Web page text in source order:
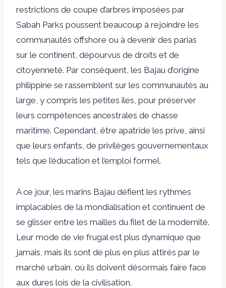
restrictions de coupe d’arbres imposées par
Sabah Parks poussent beaucoup à rejoindre les
communautés offshore ou à devenir des parias
sur le continent, dépourvus de droits et de
citoyenneté. Par conséquent, les Bajau d’origine
philippine se rassemblent sur les communautés au
large, y compris les petites îles, pour préserver
leurs compétences ancestrales de chasse
maritime. Cependant, être apatride les prive, ainsi
que leurs enfants, de privilèges gouvernementaux
tels que l’éducation et l’emploi formel.
À ce jour, les marins Bajau défient les rythmes
implacables de la mondialisation et continuent de
se glisser entre les mailles du filet de la modernité.
Leur mode de vie frugal est plus dynamique que
jamais, mais ils sont de plus en plus attirés par le
marché urbain, où ils doivent désormais faire face
aux dures lois de la civilisation.